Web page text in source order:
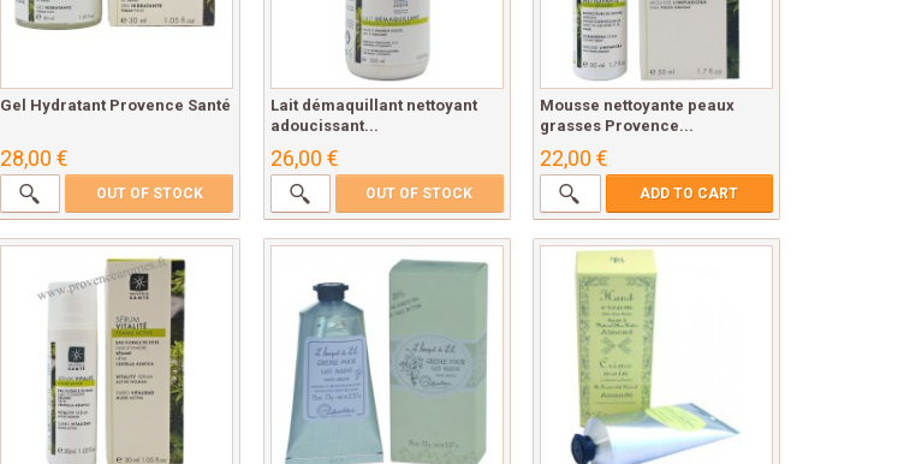
Gel Hydratant Provence Santé
28,00 €
OUT OF STOCK
Lait démaquillant nettoyant
adoucissant...
26,00 €
OUT OF STOCK
Mousse nettoyante peaux
grasses Provence...
22,00 €
ADD TO CART